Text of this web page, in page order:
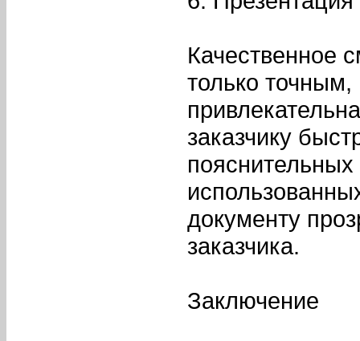
Качественное
только
заказчику
пояснительных
документу
заказчика.
Заключение